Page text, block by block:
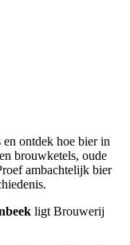
ontdek hoe bier in
brouwketels, oude
ambachtelijk bier
ligt Brouwerij